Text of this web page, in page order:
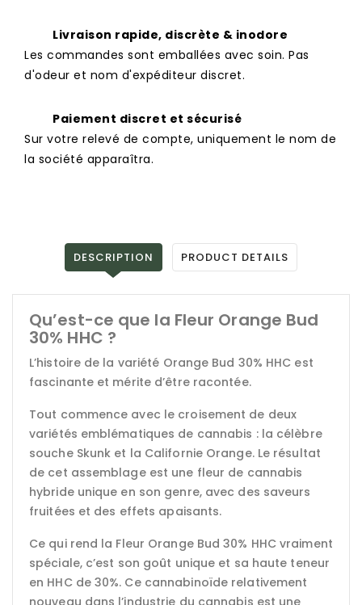
Livraison rapide, discrète & inodore
Les commandes sont emballées avec soin. Pas
d'odeur et nom d'expéditeur discret.
Paiement discret et sécurisé
Sur votre relevé de compte, uniquement le nom de
la société apparaîtra.
DESCRIPTION PRODUCT DETAILS
Qu’est-ce que la Fleur Orange Bud
30% HHC ?
L’histoire de la variété Orange Bud 30% HHC est
fascinante et mérite d’être racontée.
Tout commence avec le croisement de deux
variétés emblématiques de cannabis : la célèbre
souche Skunk et la Californie Orange. Le résultat
de cet assemblage est une fleur de cannabis
hybride unique en son genre, avec des saveurs
fruitées et des effets apaisants.
Ce qui rend la Fleur Orange Bud 30% HHC vraiment
spéciale, c’est son goût unique et sa haute teneur
en HHC de 30%. Ce cannabinoïde relativement
nouveau dans l’industrie du cannabis est une